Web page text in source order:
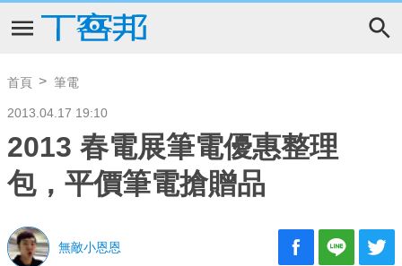
首頁 筆電
2013.04.17 19:10
2013 春電展筆電優惠整理
包，平價筆電搶贈品
無敵小恩恩